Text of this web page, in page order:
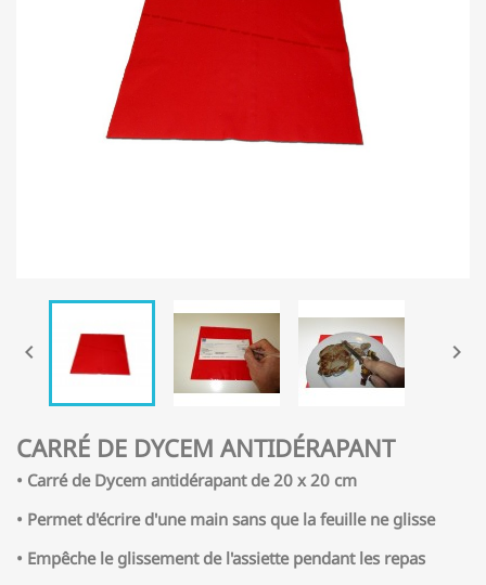
 
CARRÉ DE DYCEM ANTIDÉRAPANT
• Carré de Dycem antidérapant de 20 x 20 cm
• Permet d'écrire d'une main sans que la feuille ne glisse
• Empêche le glissement de l'assiette pendant les repas